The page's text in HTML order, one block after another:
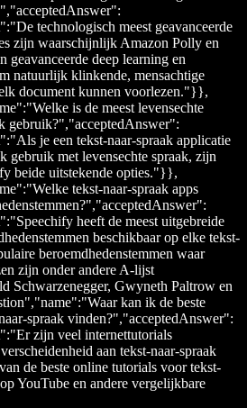
technologisch meest geavanceerde
zijn waarschijnlijk Amazon Polly en
geavanceerde deep learning en
natuurlijk klinkende, mensachtige
document kunnen voorlezen."}},
is de meest levensechte
gebruik?","acceptedAnswer":
je een tekst-naar-spraak applicatie
gebruik met levensechte spraak, zijn
beide uitstekende opties."}},
tekst-naar-spraak apps
heeft de meest uitgebreide
beschikbaar op elke tekst-
beroemdhedenstemmen waar
zijn onder andere A-lijst
Schwarzenegger, Gwyneth Paltrow en
kan ik de beste
spraak vinden?","acceptedAnswer":
zijn veel internettutorials
aan tekst-naar-spraak
de beste online tutorials voor tekst-
YouTube en andere vergelijkbare